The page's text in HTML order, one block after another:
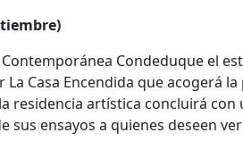
Condeduque el
Casa Encendida que acogerá
residencia artística concluirá
sus ensayos a quienes deseen